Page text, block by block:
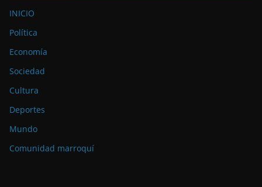
INICIO
Política
Economía
Sociedad
Cultura
Deportes
Mundo
Comunidad marroquí